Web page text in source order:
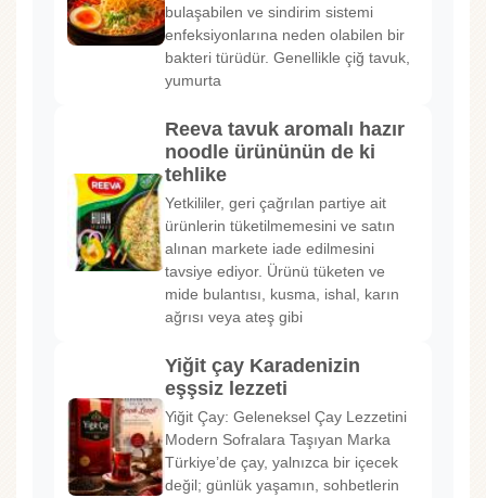
bulaşabilen ve sindirim sistemi
enfeksiyonlarına neden olabilen bir
bakteri türüdür. Genellikle çiğ tavuk,
yumurta
Reeva tavuk aromalı hazır
noodle ürününün de ki
tehlike
Yetkililer, geri çağrılan partiye ait
ürünlerin tüketilmemesini ve satın
alınan markete iade edilmesini
tavsiye ediyor. Ürünü tüketen ve
mide bulantısı, kusma, ishal, karın
ağrısı veya ateş gibi
Yiğit çay Karadenizin
eşşsiz lezzeti
Yiğit Çay: Geleneksel Çay Lezzetini
Modern Sofralara Taşıyan Marka
Türkiye’de çay, yalnızca bir içecek
değil; günlük yaşamın, sohbetlerin